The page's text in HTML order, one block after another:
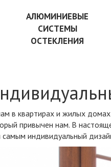
АЛЮМИНИЕВЫЕ
СИСТЕМЫ
ОСТЕКЛЕНИЯ
в квартирах и жилых
привычен нам. В
самым индивидуальный